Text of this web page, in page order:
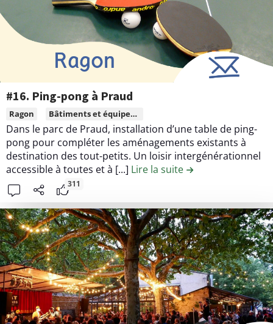
a
o
n
v
i
v
i
a
l
o
m
b
r
a
g
é
à
e
n
r
i
b
u
t
i
o
n
#
4
.
P
o
u
#16. Ping-pong à Praud
L
i
r
e
l
e
c
o
n
t
e
n
u
d
e
Ragon Bâtiments et équipement publics
Dans le parc de Praud, installation d’une table de ping-
pong pour compléter les aménagements existants à
destination des tout-petits. Un loisir intergénérationnel
accessible à toutes et à [...] Lire la suite de la contribution
311